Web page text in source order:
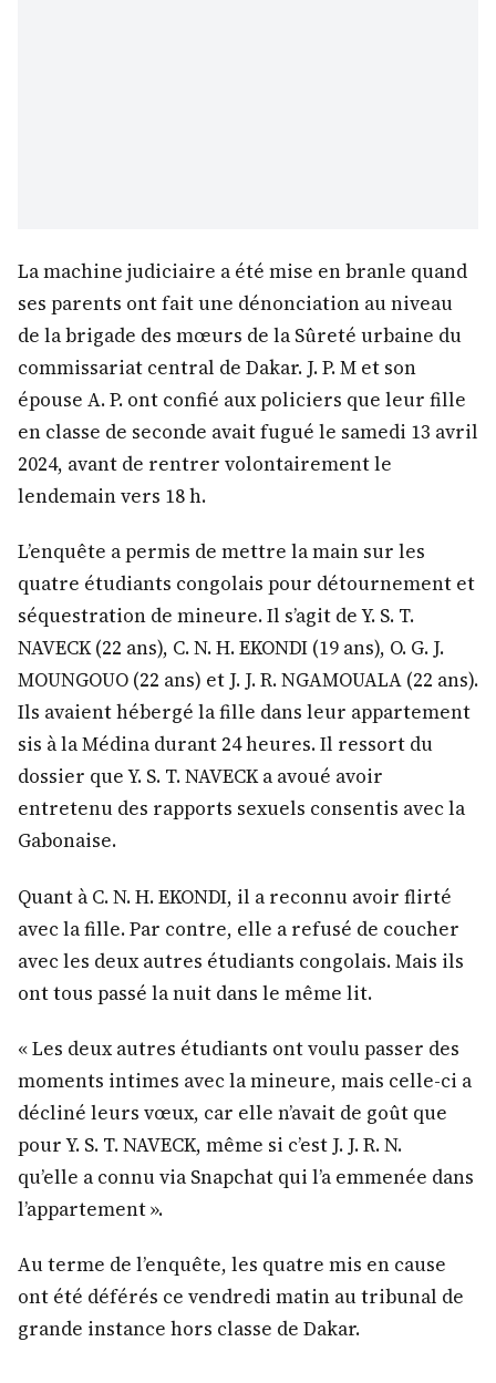
La machine judiciaire a été mise en branle quand
ses parents ont fait une dénonciation au niveau
de la brigade des mœurs de la Sûreté urbaine du
commissariat central de Dakar. J. P. M et son
épouse A. P. ont confié aux policiers que leur fille
en classe de seconde avait fugué le samedi 13 avril
2024, avant de rentrer volontairement le
lendemain vers 18 h.
L’enquête a permis de mettre la main sur les
quatre étudiants congolais pour détournement et
séquestration de mineure. Il s’agit de Y. S. T.
NAVECK (22 ans), C. N. H. EKONDI (19 ans), O. G. J.
MOUNGOUO (22 ans) et J. J. R. NGAMOUALA (22 ans).
Ils avaient hébergé la fille dans leur appartement
sis à la Médina durant 24 heures. Il ressort du
dossier que Y. S. T. NAVECK a avoué avoir
entretenu des rapports sexuels consentis avec la
Gabonaise.
Quant à C. N. H. EKONDI, il a reconnu avoir flirté
avec la fille. Par contre, elle a refusé de coucher
avec les deux autres étudiants congolais. Mais ils
ont tous passé la nuit dans le même lit.
« Les deux autres étudiants ont voulu passer des
moments intimes avec la mineure, mais celle-ci a
décliné leurs vœux, car elle n’avait de goût que
pour Y. S. T. NAVECK, même si c’est J. J. R. N.
qu’elle a connu via Snapchat qui l’a emmenée dans
l’appartement ».
Au terme de l’enquête, les quatre mis en cause
ont été déférés ce vendredi matin au tribunal de
grande instance hors classe de Dakar.